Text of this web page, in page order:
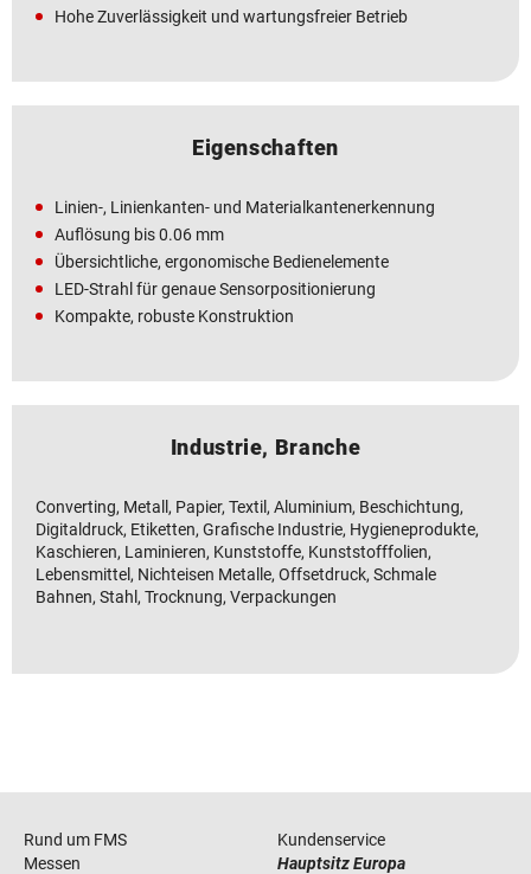
Hohe Zuverlässigkeit und wartungsfreier Betrieb
Eigenschaften
Linien-, Linienkanten- und Materialkantenerkennung
Auflösung bis 0.06 mm
Übersichtliche, ergonomische Bedienelemente
LED-Strahl für genaue Sensorpositionierung
Kompakte, robuste Konstruktion
Industrie, Branche
Converting, Metall, Papier, Textil, Aluminium, Beschichtung,
Digitaldruck, Etiketten, Grafische Industrie, Hygieneprodukte,
Kaschieren, Laminieren, Kunststoffe, Kunststofffolien,
Lebensmittel, Nichteisen Metalle, Offsetdruck, Schmale
Bahnen, Stahl, Trocknung, Verpackungen
Rund um FMS
Messen
Kundenservice
Hauptsitz Europa